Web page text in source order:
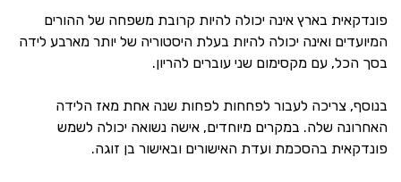
פונדקאית בארץ אינה יכולה להיות קרובת משפחה של ההורים
המיועדים ואינה יכולה להיות בעלת היסטוריה של יותר מארבע לידה
בסך הכל, עם מקסימום שני עוברים להריון.
בנוסף, צריכה לעבור לפחחות לפחות שנה אחת מאז הלידה
האחרונה שלה. במקרים מיוחדים, אישה נשואה יכולה לשמש
פונדקאית בהסכמת ועדת האישורים ובאישור בן זוגה.